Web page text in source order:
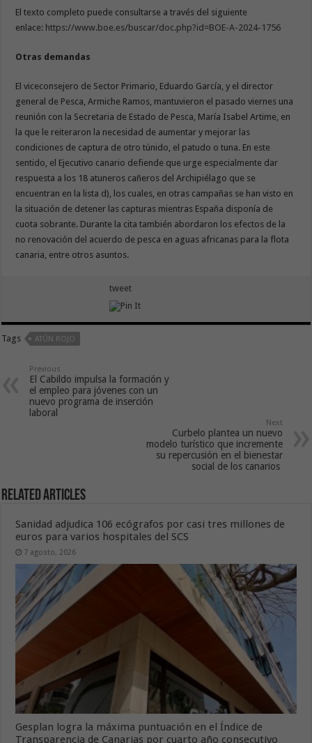
El texto completo puede consultarse a través del siguiente
enlace: https://www.boe.es/buscar/doc.php?id=BOE-A-2024-1756
Otras demandas
El viceconsejero de Sector Primario, Eduardo García, y el director
general de Pesca, Armiche Ramos, mantuvieron el pasado viernes una
reunión con la Secretaria de Estado de Pesca, María Isabel Artime, en
la que le reiteraron la necesidad de aumentar y mejorar las
condiciones de captura de otro túnido, el patudo o tuna. En este
sentido, el Ejecutivo canario defiende que urge especialmente dar
respuesta a los 18 atuneros cañeros del Archipiélago que se
encuentran en la lista d), los cuales, en otras campañas se han visto en
la situación de detener las capturas mientras España disponía de
cuota sobrante. Durante la cita también abordaron los efectos de la
no renovación del acuerdo de pesca en aguas africanas para la flota
canaria, entre otros asuntos.
tweet
Tags ATÚN ROJO
Previous
El Cabildo impulsa la formación y
el empleo para jóvenes con un
nuevo programa de inserción
laboral
Next
Curbelo plantea un nuevo
modelo turístico que incremente
su repercusión en el bienestar
social de los canarios
Related Articles
Sanidad adjudica 106 ecógrafos por casi tres millones de
euros para varios hospitales del SCS
7 agosto, 2026
Gesplan logra la máxima puntuación en el Índice de
Transparencia de Canarias por cuarto año consecutivo